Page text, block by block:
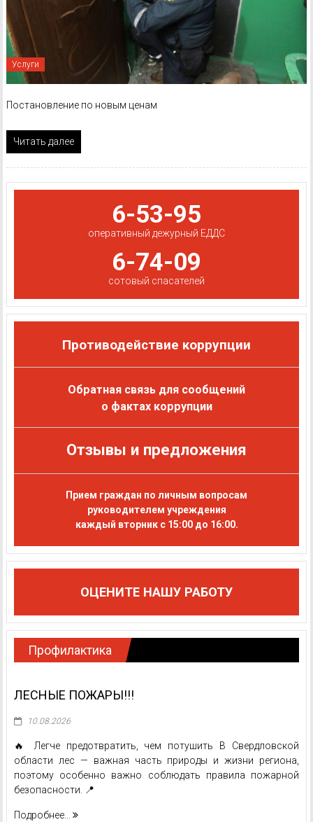
Услуги
Постановление по новым ценам
Читать далее
6-53-95
оперативный дежурный ЕДДС
6-74-09
сотовый спасателей
Противодействие коррупции
Обратная связь для сообщений
о фактах коррупции
Отзывы и предложения
Прием граждан по личным вопросам
руководителем учреждения
каждый вторник с 15:00 до 16:00.
ОЦЕНИТЕ НАШУ РАБОТУ
Профилактика
ЛЕСНЫЕ ПОЖАРЫ!!!
10.08.2026
🔥 Легче предотвратить, чем потушить В Свердловской
области лес — важная часть природы и жизни региона,
поэтому особенно важно соблюдать правила пожарной
безопасности. 📍
Подробнее...